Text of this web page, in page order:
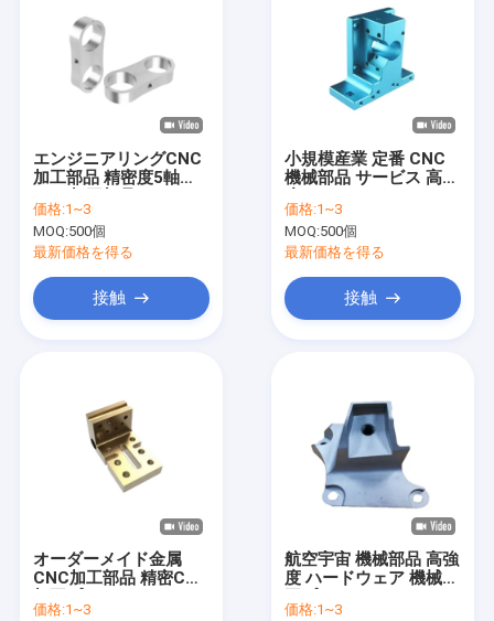
エンジニアリングCNC
加工部品 精密度5軸
価格:1~3
MOQ:500個
最新価格を得る
接触
小規模産業 定番 CNC
機械部品 サービス 高精
価格:1~3
MOQ:500個
最新価格を得る
接触
オーダーメイド金属
CNC加工部品 精密CNC
価格:1~3
航空宇宙 機械部品 高強
度 ハードウェア 機械加
価格:1~3